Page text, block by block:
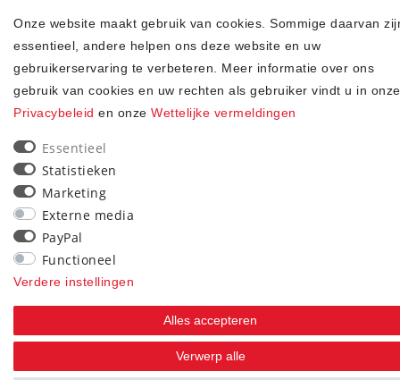
Onze website maakt gebruik van cookies. Sommige daarvan
essentieel, andere helpen ons deze website en uw
gebruikerservaring te verbeteren. Meer informatie over ons
gebruik van cookies en uw rechten als gebruiker vindt u in onze
Privacybeleid en onze Wettelijke vermeldingen
Essentieel
Statistieken
Marketing
Externe media
PayPal
Functioneel
Verdere instellingen
Alles accepteren
Verwerp alle
Ik bevestig hierbij dat ik dePrivacybeleidheb gelezen.**
Abonneren
** Het gaat hierbij om een verplicht veld.
90
trees were planted